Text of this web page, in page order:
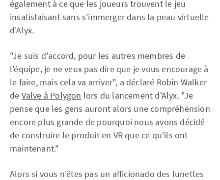
également à ce que les joueurs trouvent le jeu
insatisfaisant sans s'immerger dans la peau virtuelle
d'Alyx.
"Je suis d'accord, pour les autres membres de
l'équipe, je ne veux pas dire que je vous encourage à
le faire, mais cela va arriver", a déclaré Robin Walker
de Valve à Polygon lors du lancement d'Alyx. "Je
pense que les gens auront alors une compréhension
encore plus grande de pourquoi nous avons décidé
de construire le produit en VR que ce qu'ils ont
maintenant."
Alors si vous n'êtes pas un afficionado des lunettes